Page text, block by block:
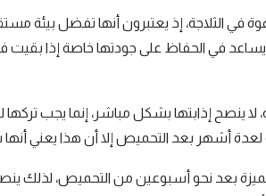
في الثلاجة، إذ يعتبرون أنها تفضل بيئة
في الحفاظ على جودتها خاصة إذا بقيت
لا ينصح إذابتها بشكل مباشر، إنما يجب تركها
أشهر بعد التحميص إلا أن هذا يعني
بعد نحو أسبوعين من التحميص، لذلك